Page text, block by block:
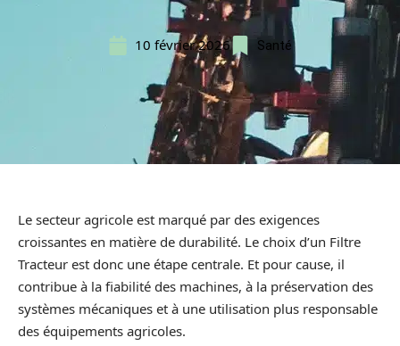
10 février 2026 Santé
Le secteur agricole est marqué par des exigences
croissantes en matière de durabilité. Le choix d’un Filtre
Tracteur est donc une étape centrale. Et pour cause, il
contribue à la fiabilité des machines, à la préservation des
systèmes mécaniques et à une utilisation plus responsable
des équipements agricoles.